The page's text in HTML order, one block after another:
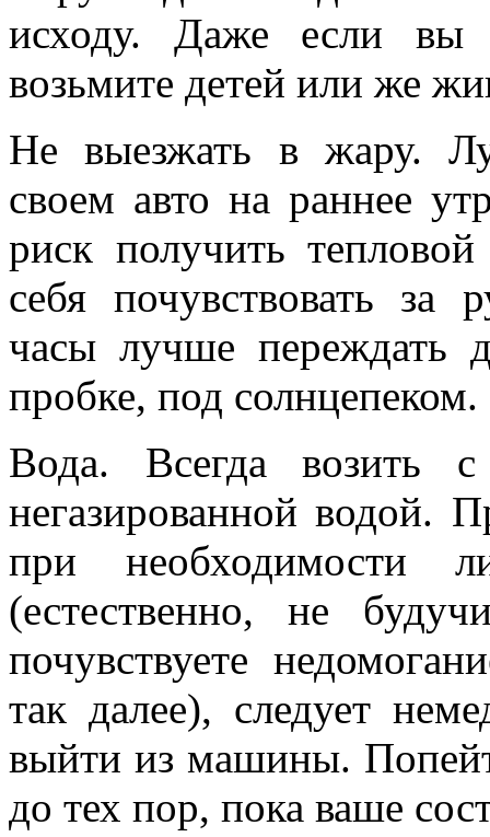
исходу. Даже если вы
возьмите детей или же
Не выезжать в жару.
своем авто на раннее
риск получить
себя почувствовать за
часы лучше переждать
пробке, под солнцепеком.
Вода. Всегда возить
негазированной водой.
при необходимости
(естественно, не
почувствуете
так далее), следует
выйти из машины.
до тех пор, пока ваше